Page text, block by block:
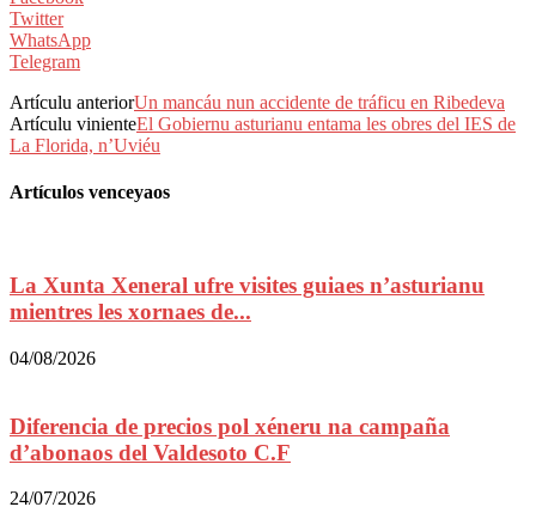
Twitter
WhatsApp
Telegram
Artículu anteriorUn mancáu nun accidente de tráficu en Ribedeva
Artículu vinienteEl Gobiernu asturianu entama les obres del IES de
La Florida, n’Uviéu
Artículos venceyaos
La Xunta Xeneral ufre visites guiaes n’asturianu
mientres les xornaes de...
04/08/2026
Diferencia de precios pol xéneru na campaña
d’abonaos del Valdesoto C.F
24/07/2026